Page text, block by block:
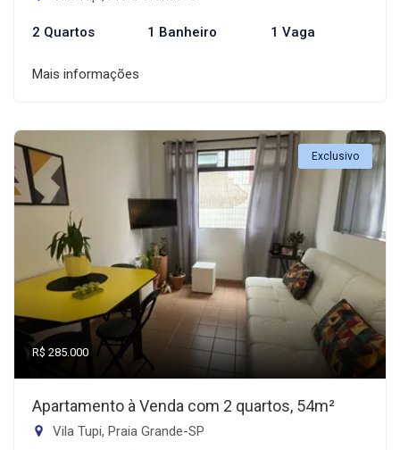
2 Quartos 1 Banheiro 1 Vaga
Mais informações
Exclusivo
R$ 285.000
Apartamento à Venda com 2 quartos, 54m²
Vila Tupi, Praia Grande-SP